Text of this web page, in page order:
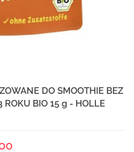
DO SMOOTHIE BEZ
ROKU BIO 15 g - HOLLE